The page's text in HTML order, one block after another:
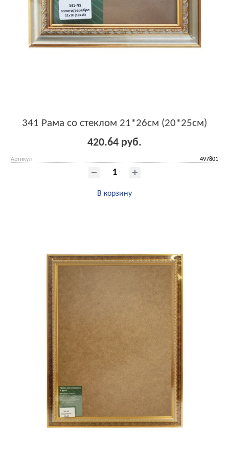
341 Рама со стеклом 21*26см (20*25см)
420.64 руб.
Артикул 497801
В корзину